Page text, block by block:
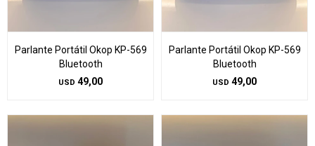
Parlante Portátil Okop KP-569
Bluetooth
USD 49,00
Parlante Portátil Okop KP-569
Bluetooth
USD 49,00